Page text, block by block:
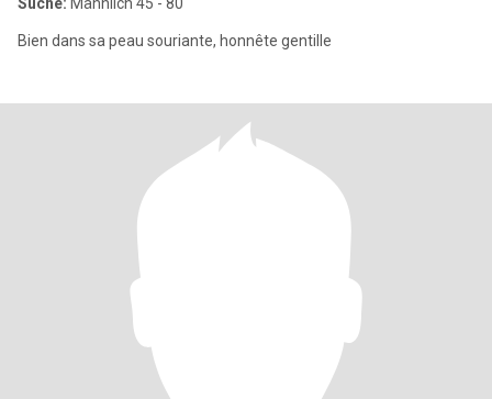
Bien dans sa peau souriante, honnête gentille